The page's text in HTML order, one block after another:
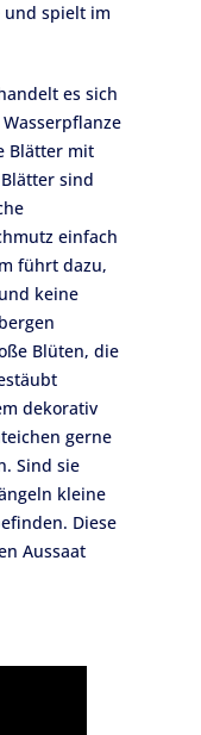
spielt im
es sich
Blätter mit
sind
einfach
führt dazu,
keine
Blüten, die
dekorativ
gerne
Sind sie
kleine
Diese
Aussaat